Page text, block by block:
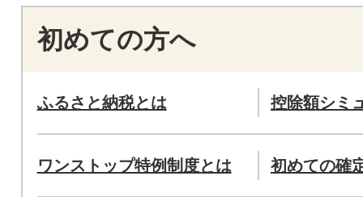
初めての方へ
ふるさと納税とは 控除額シミ
ワンストップ特例制度とは 初めての確